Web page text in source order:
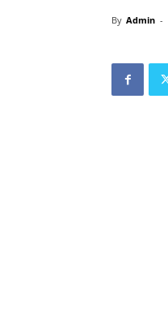
By Admin -